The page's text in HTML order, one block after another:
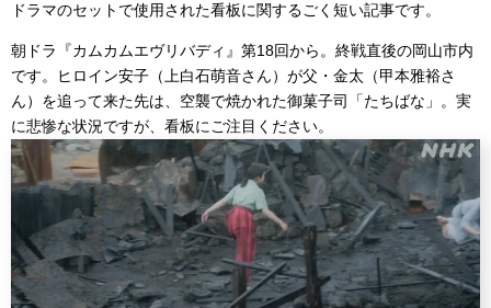
ドラマのセットで使用された看板に関するごく短い記事です。
朝ドラ『カムカムエヴリバディ』第18回から。終戦直後の岡山市内
です。ヒロイン安子（上白石萌音さん）が父・金太（甲本雅裕さ
ん）を追って来た先は、空襲で焼かれた御菓子司「たちばな」。実
に悲惨な状況ですが、看板にご注目ください。